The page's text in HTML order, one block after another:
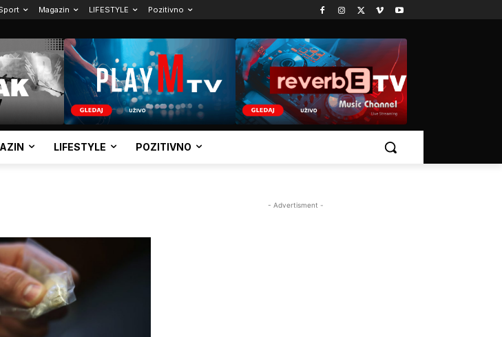
Magazin LIFESTYLE Pozitivno
LIFESTYLE POZITIVNO
- Advertisment -